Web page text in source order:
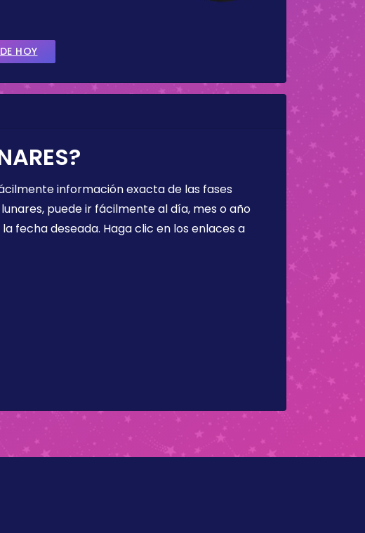
HOY
información exacta de las fases
puede ir fácilmente al día, mes o año
fecha deseada. Haga clic en los enlaces a